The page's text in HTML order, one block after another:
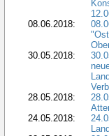
08.06.2018:
30.05.2018:
28.05.2018:
24.05.2018: